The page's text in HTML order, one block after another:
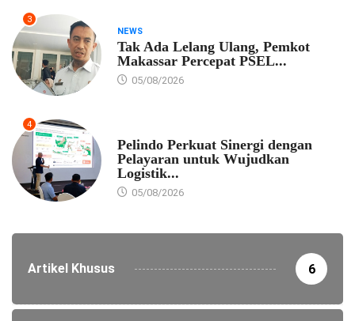
3
NEWS
Tak Ada Lelang Ulang, Pemkot
Makassar Percepat PSEL...
05/08/2026
4
Pelindo Perkuat Sinergi dengan
Pelayaran untuk Wujudkan
Logistik...
05/08/2026
Artikel Khusus 6